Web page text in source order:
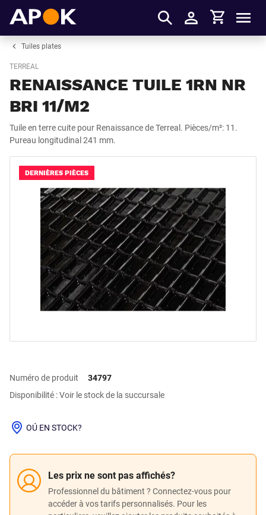
S'identifier
Panier
Tuiles plates
TERREAL
RENAISSANCE TUILE 1RN NR
BRI 11/M2
Tuile en terre cuite pour Renaissance de Terreal. Pièces/m²: 11.
Pureau longitudinal 241 mm.
DERNIÈRES PIÈCES
Numéro de produit
34797
Disponibilité : Voir le stock de la succursale
Les prix ne sont pas affichés?
Professionnel du bâtiment ? Connectez-vous pour
accéder à vos tarifs personnalisés. Pour les
OÚ EN STOCK?